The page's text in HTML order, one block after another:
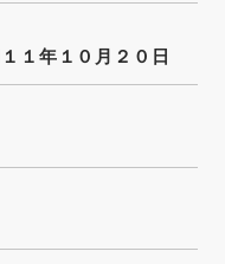
１年１０月２０日